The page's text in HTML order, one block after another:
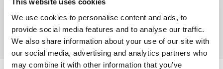
We use cookies to personalise content and ads, to
provide social media features and to analyse our traffic.
We also share information about your use of our site with
our social media, advertising and analytics partners who
may combine it with other information that you’ve
Garantie 2 ans + 1 an offert pour les outils
Abrasifs & outils professionnels au service d'une
finition impeccable